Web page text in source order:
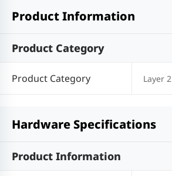
Product Information
Product Category
Product Category Layer 2
Hardware Specifications
Product Information